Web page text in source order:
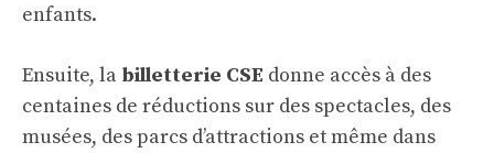
enfants.
Ensuite, la billetterie CSE donne accès à des
centaines de réductions sur des spectacles, des
musées, des parcs d’attractions et même dans